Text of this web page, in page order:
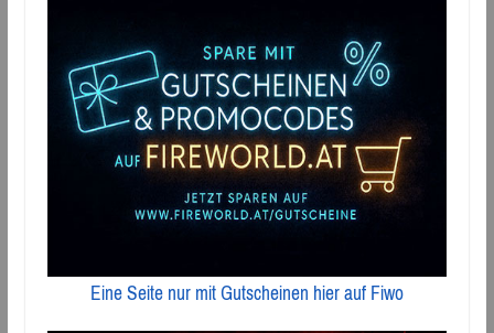
Eine Seite nur mit Gutscheinen hier auf Fiwo